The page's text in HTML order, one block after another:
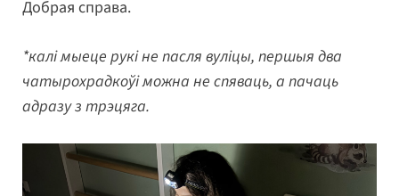
Добрая справа.
*калі мыеце рукі не пасля вуліцы, першыя два
чатырохрадкоўі можна не спяваць, а пачаць
адразу з трэцяга.